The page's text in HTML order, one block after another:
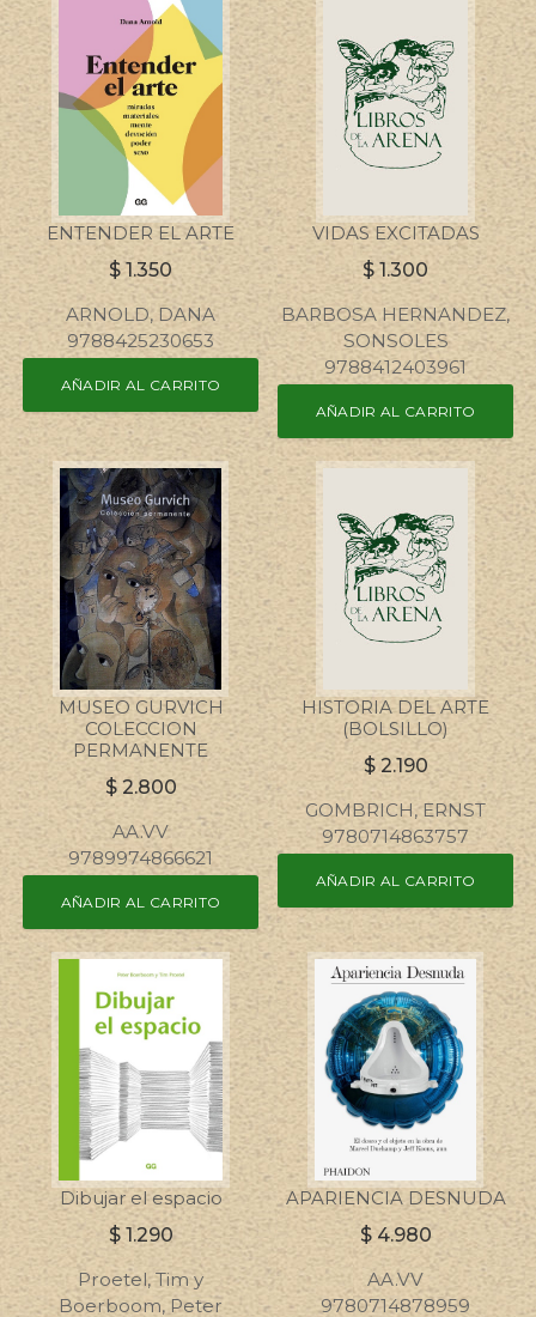
ENTENDER EL ARTE
$1.350
ARNOLD, DANA
9788425230653
AÑADIR AL CARRITO
VIDAS EXCITADAS
$1.300
BARBOSA HERNANDEZ,
SONSOLES
9788412403961
AÑADIR AL CARRITO
MUSEO GURVICH
COLECCION
PERMANENTE
$ 2.800
AA.VV
9789974866621
AÑADIR AL CARRITO
HISTORIA DEL ARTE
(BOLSILLO)
$ 2.190
GOMBRICH, ERNST
9780714863757
AÑADIR AL CARRITO
Dibujar el espacio
$ 1.290
Proetel, Tim y
Boerboom, Peter
APARIENCIA DESNUDA
$ 4.980
AA.VV
9780714878959